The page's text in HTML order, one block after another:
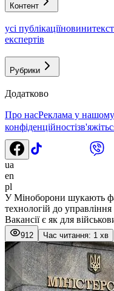
Контент
усі публікаціїновини
експертів
Рубрики
Додатково
Про насРеклама у нашому
конфіденційності
ua
en
pl
У Міноборони шукають
технологій до управління
Вакансії є як для
912 Час читання: 1 хв